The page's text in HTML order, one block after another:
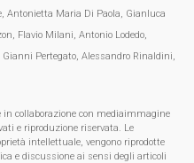
Antonietta Maria Di Paola, Gianluca
Flavio Milani, Antonio Lodedo,
Pertegato, Alessandro Rinaldini,
collaborazione con mediaimmagine
e riproduzione riservata. Le
intellettuale, vengono riprodotte
e discussione ai sensi degli articoli